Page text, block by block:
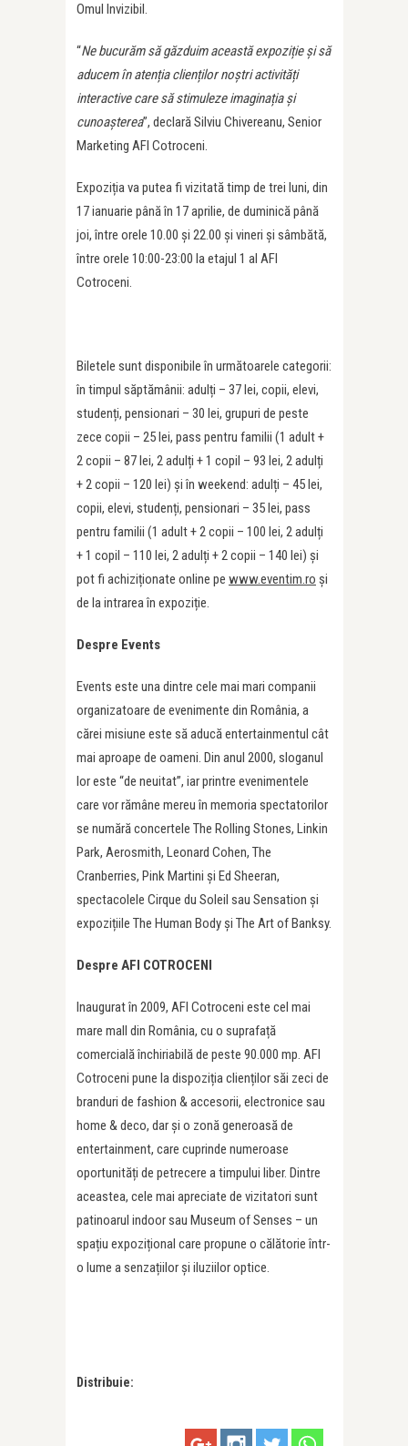
Omul Invizibil.
“Ne bucurăm să găzduim această expoziție și să
aducem în atenția clienților noștri activități
interactive care să stimuleze imaginația și
cunoașterea”, declară Silviu Chivereanu, Senior
Marketing AFI Cotroceni.
Expoziția va putea fi vizitată timp de trei luni, din
17 ianuarie până în 17 aprilie, de duminică până
joi, între orele 10.00 și 22.00 și vineri și sâmbătă,
între orele 10:00-23:00 la etajul 1 al AFI
Cotroceni.
Biletele sunt disponibile în următoarele categorii:
în timpul săptămânii: adulți – 37 lei, copii, elevi,
studenți, pensionari – 30 lei, grupuri de peste
zece copii – 25 lei, pass pentru familii (1 adult +
2 copii – 87 lei, 2 adulți + 1 copil – 93 lei, 2 adulți
+ 2 copii – 120 lei) și în weekend: adulți – 45 lei,
copii, elevi, studenți, pensionari – 35 lei, pass
pentru familii (1 adult + 2 copii – 100 lei, 2 adulți
+ 1 copil – 110 lei, 2 adulți + 2 copii – 140 lei) și
pot fi achiziționate online pe www.eventim.ro şi
de la intrarea în expoziție.
Despre Events
Events este una dintre cele mai mari companii
organizatoare de evenimente din România, a
cărei misiune este să aducă entertainmentul cât
mai aproape de oameni. Din anul 2000, sloganul
lor este “de neuitat”, iar printre evenimentele
care vor rămâne mereu în memoria spectatorilor
se numără concertele The Rolling Stones, Linkin
Park, Aerosmith, Leonard Cohen, The
Cranberries, Pink Martini și Ed Sheeran,
spectacolele Cirque du Soleil sau Sensation și
expozițiile The Human Body și The Art of Banksy.
Despre AFI COTROCENI
Inaugurat în 2009, AFI Cotroceni este cel mai
mare mall din România, cu o suprafață
comercială închiriabilă de peste 90.000 mp. AFI
Cotroceni pune la dispoziția clienților săi zeci de
branduri de fashion & accesorii, electronice sau
home & deco, dar și o zonă generoasă de
entertainment, care cuprinde numeroase
oportunități de petrecere a timpului liber. Dintre
aceastea, cele mai apreciate de vizitatori sunt
patinoarul indoor sau Museum of Senses – un
spațiu expozițional care propune o călătorie într-
o lume a senzațiilor și iluziilor optice.
Distribuie: